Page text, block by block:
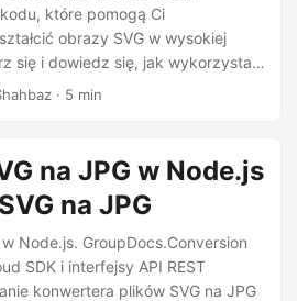
które pomogą Ci
obrazy SVG w wysokiej
się i dowiedz się, jak wykorzystać
Cloud SDK do
· 5 min
na JPG w Node.js
na JPG
Node.js. GroupDocs.Conversion
SDK i interfejsy API REST
konwertera plików SVG na JPG